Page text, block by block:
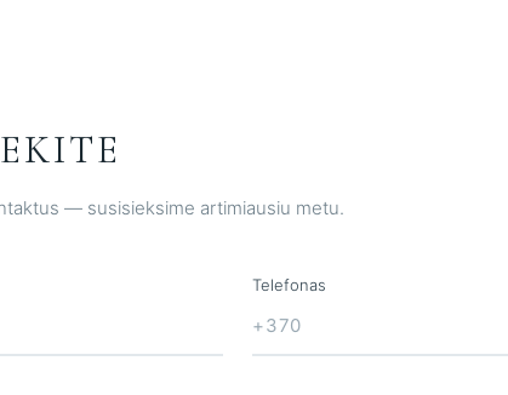
— susisieksime artimiausiu metu.
Telefonas